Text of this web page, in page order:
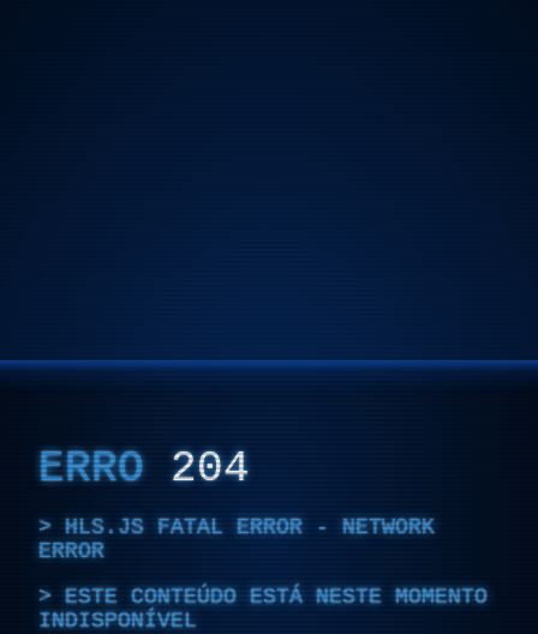
ERRO 204
HLS.JS FATAL ERROR - NETWORK
ERROR
ESTE CONTEÚDO ESTÁ NESTE MOMENTO
INDISPONÍVEL